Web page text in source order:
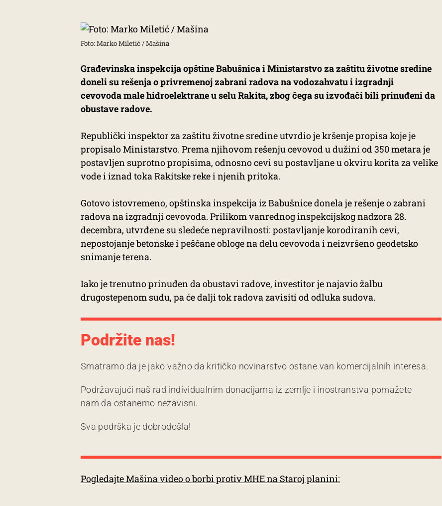
Foto: Marko Miletić / Mašina
Građevinska inspekcija opštine Babušnica i Ministarstvo za zaštitu životne sredine
doneli su rešenja o privremenoj zabrani radova na vodozahvatu i izgradnji
cevovoda male hidroelektrane u selu Rakita, zbog čega su izvođači bili prinuđeni da
obustave radove.
Republički inspektor za zaštitu životne sredine utvrdio je kršenje propisa koje je
propisalo Ministarstvo. Prema njihovom rešenju cevovod u dužini od 350 metara je
postavljen suprotno propisima, odnosno cevi su postavljane u okviru korita za velike
vode i iznad toka Rakitske reke i njenih pritoka.
Gotovo istovremeno, opštinska inspekcija iz Babušnice donela je rešenje o zabrani
radova na izgradnji cevovoda. Prilikom vanrednog inspekcijskog nadzora 28.
decembra, utvrđene su sledeće nepravilnosti: postavljanje korodiranih cevi,
nepostojanje betonske i peščane obloge na delu cevovoda i neizvršeno geodetsko
snimanje terena.
Iako je trenutno prinuđen da obustavi radove, investitor je najavio žalbu
drugostepenom sudu, pa će dalji tok radova zavisiti od odluka sudova.
Podržite nas!
Smatramo da je jako važno da kritičko novinarstvo ostane van komercijalnih interesa.
Podržavajući naš rad individualnim donacijama iz zemlje i inostranstva pomažete
nam da ostanemo nezavisni.
Sva podrška je dobrodošla!
Pogledajte Mašina video o borbi protiv MHE na Staroj planini: